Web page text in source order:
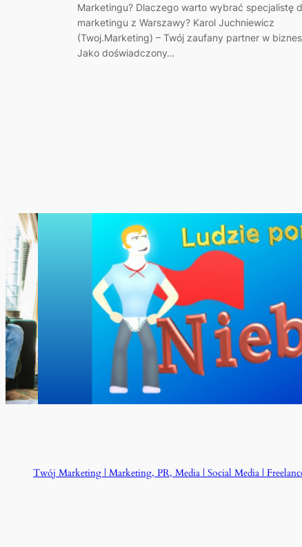
Marketingu? Dlaczego warto wybrać specjalistę
marketingu z Warszawy? Karol Juchniewicz
(Twoj.Marketing) – Twój zaufany partner w
Jako doświadczony…
Twój Marketing | Marketing, PR, Media | Social Media |